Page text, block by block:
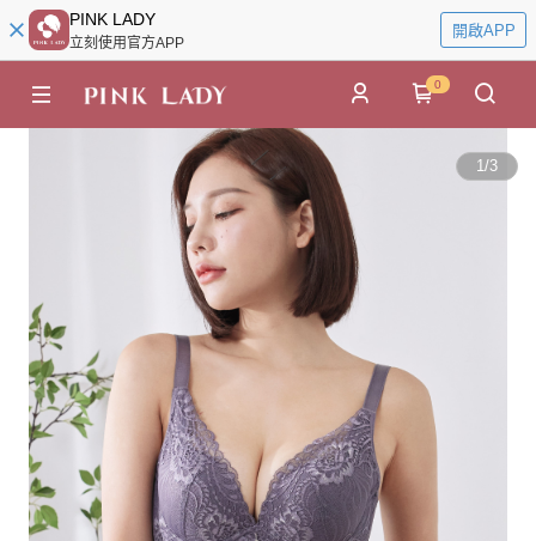
PINK LADY
立刻使用官方APP
開啟APP
0
1/3